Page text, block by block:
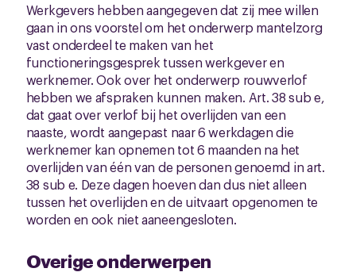
Werkgevers hebben aangegeven dat zij mee willen
gaan in ons voorstel om het onderwerp mantelzorg
vast onderdeel te maken van het
functioneringsgesprek tussen werkgever en
werknemer. Ook over het onderwerp rouwverlof
hebben we afspraken kunnen maken. Art. 38 sub e,
dat gaat over verlof bij het overlijden van een
naaste, wordt aangepast naar 6 werkdagen die
werknemer kan opnemen tot 6 maanden na het
overlijden van één van de personen genoemd in art.
38 sub e. Deze dagen hoeven dan dus niet alleen
tussen het overlijden en de uitvaart opgenomen te
worden en ook niet aaneengesloten.
Overige onderwerpen